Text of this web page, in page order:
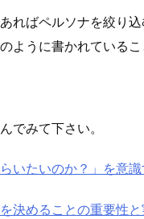
ればペルソナを絞り
ように書かれているこ
でみて下さい。
いたいのか？」を意
決めることの重要性